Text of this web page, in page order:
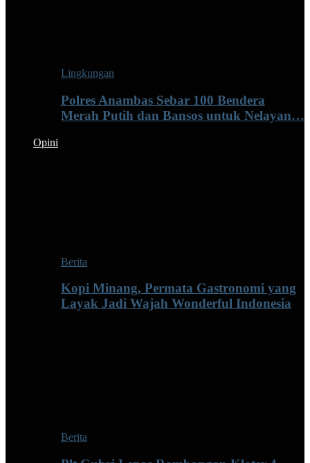
Lingkungan
Polres Anambas Sebar 100 Bendera
Merah Putih dan Bansos untuk Nelayan…
Opini
Berita
Kopi Minang, Permata Gastronomi yang
Layak Jadi Wajah Wonderful Indonesia
Berita